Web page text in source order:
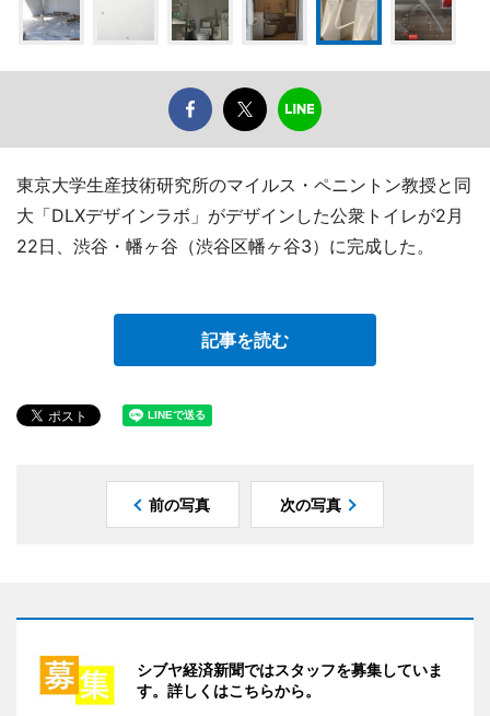
東京大学生産技術研究所のマイルス・ペニントン教授と同
大「DLXデザインラボ」がデザインした公衆トイレが2月
22日、渋谷・幡ヶ谷（渋谷区幡ヶ谷3）に完成した。
記事を読む
前の写真 次の写真
シブヤ経済新聞ではスタッフを募集していま
す。詳しくはこちらから。